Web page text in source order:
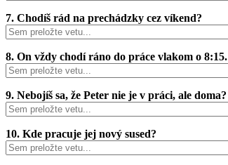
7. Chodíš rád na prechádzky cez víkend?
8. On vždy chodí ráno do práce vlakom o 8:15.
9. Nebojíš sa, že Peter nie je v práci, ale doma?
10. Kde pracuje jej nový sused?